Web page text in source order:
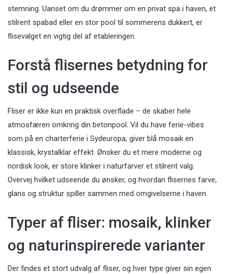
stemning. Uanset om du drømmer om en privat spa i haven, et
stilrent spabad eller en stor pool til sommerens dukkert, er
flisevalget en vigtig del af etableringen.
Forstå flisernes betydning for
stil og udseende
Fliser er ikke kun en praktisk overflade – de skaber hele
atmosfæren omkring din betonpool. Vil du have ferie-vibes
som på en charterferie i Sydeuropa, giver blå mosaik en
klassisk, krystalklar effekt. Ønsker du et mere moderne og
nordisk look, er store klinker i naturfarver et stilrent valg.
Overvej hvilket udseende du ønsker, og hvordan flisernes farve,
glans og struktur spiller sammen med omgivelserne i haven.
Typer af fliser: mosaik, klinker
og naturinspirerede varianter
Der findes et stort udvalg af fliser, og hver type giver sin egen